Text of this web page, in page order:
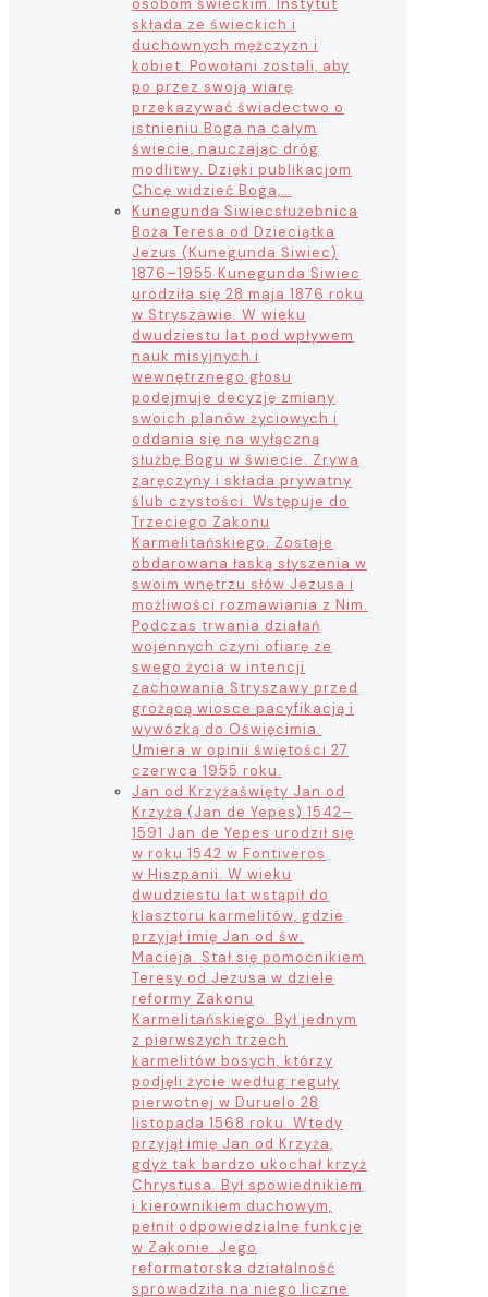
składa ze świeckich i
duchownych mężczyzn i
kobiet. Powołani zostali, aby
po przez swoją wiarę
przekazywać świadectwo o
istnieniu Boga na całym
świecie, nauczając dróg
modlitwy. Dzięki publikacjom
Chcę widzieć Boga,…
Kunegunda Siwiecsłużebnica
Boża Teresa od Dzieciątka
Jezus (Kunegunda Siwiec)
1876–1955 Kunegunda Siwiec
urodziła się 28 maja 1876 roku
w Stryszawie. W wieku
dwudziestu lat pod wpływem
nauk misyjnych i
wewnętrznego głosu
podejmuje decyzję zmiany
swoich planów życiowych i
oddania się na wyłączną
służbę Bogu w świecie. Zrywa
zaręczyny i składa prywatny
ślub czystości. Wstępuje do
Trzeciego Zakonu
Karmelitańskiego. Zostaje
obdarowana łaską słyszenia w
swoim wnętrzu słów Jezusa i
możliwości rozmawiania z Nim.
Podczas trwania działań
wojennych czyni ofiarę ze
swego życia w intencji
zachowania Stryszawy przed
grożącą wiosce pacyfikacją i
wywózką do Oświęcimia.
Umiera w opinii świętości 27
czerwca 1955 roku.
Jan od Krzyżaświęty Jan od
Krzyża (Jan de Yepes) 1542–
1591 Jan de Yepes urodził się
w roku 1542 w Fontiveros
w Hiszpanii. W wieku
dwudziestu lat wstąpił do
klasztoru karmelitów, gdzie
przyjął imię Jan od św.
Macieja. Stał się pomocnikiem
Teresy od Jezusa w dziele
reformy Zakonu
Karmelitańskiego. Był jednym
z pierwszych trzech
karmelitów bosych, którzy
podjęli życie według reguły
pierwotnej w Duruelo 28
listopada 1568 roku. Wtedy
przyjął imię Jan od Krzyża,
gdyż tak bardzo ukochał krzyż
Chrystusa. Był spowiednikiem
i kierownikiem duchowym,
pełnił odpowiedzialne funkcje
w Zakonie. Jego
reformatorska działalność
sprowadziła na niego liczne